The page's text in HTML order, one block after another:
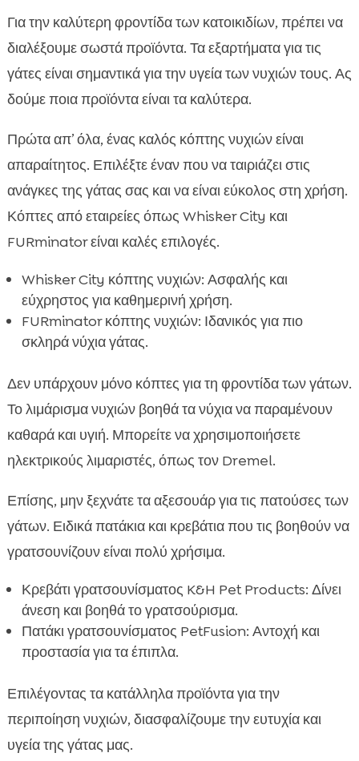
Για την καλύτερη φροντίδα των κατοικιδίων, πρέπει να
διαλέξουμε σωστά προϊόντα. Τα εξαρτήματα για τις
γάτες είναι σημαντικά για την υγεία των νυχιών τους. Ας
δούμε ποια προϊόντα είναι τα καλύτερα.
Πρώτα απ’ όλα, ένας καλός κόπτης νυχιών είναι
απαραίτητος. Επιλέξτε έναν που να ταιριάζει στις
ανάγκες της γάτας σας και να είναι εύκολος στη χρήση.
Κόπτες από εταιρείες όπως Whisker City και
FURminator είναι καλές επιλογές.
Whisker City κόπτης νυχιών: Ασφαλής και
εύχρηστος για καθημερινή χρήση.
FURminator κόπτης νυχιών: Ιδανικός για πιο
σκληρά νύχια γάτας.
Δεν υπάρχουν μόνο κόπτες για τη φροντίδα των γάτων.
Το λιμάρισμα νυχιών βοηθά τα νύχια να παραμένουν
καθαρά και υγιή. Μπορείτε να χρησιμοποιήσετε
ηλεκτρικούς λιμαριστές, όπως τον Dremel.
Επίσης, μην ξεχνάτε τα αξεσουάρ για τις πατούσες των
γάτων. Ειδικά πατάκια και κρεβάτια που τις βοηθούν να
γρατσουνίζουν είναι πολύ χρήσιμα.
Κρεβάτι γρατσουνίσματος K&H Pet Products: Δίνει
άνεση και βοηθά το γρατσούρισμα.
Πατάκι γρατσουνίσματος PetFusion: Αντοχή και
προστασία για τα έπιπλα.
Επιλέγοντας τα κατάλληλα προϊόντα για την
περιποίηση νυχιών, διασφαλίζουμε την ευτυχία και
υγεία της γάτας μας.